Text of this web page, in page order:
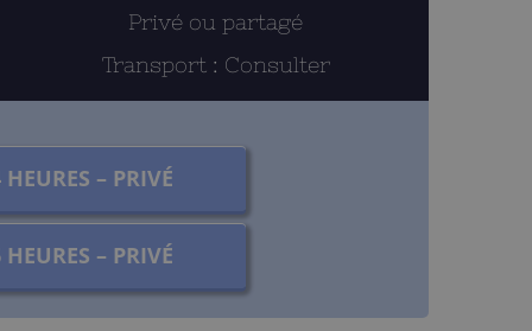
Privé ou partagé
Transport : Consulter
HEURES – PRIVÉ
HEURES – PRIVÉ